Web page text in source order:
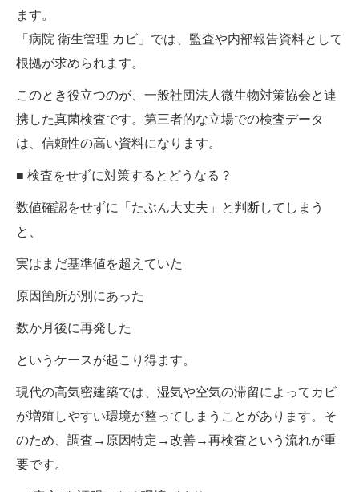
ます。
「病院 衛生管理 カビ」では、監査や内部報告資料として
根拠が求められます。
このとき役立つのが、一般社団法人微生物対策協会と連
携した真菌検査です。第三者的な立場での検査データ
は、信頼性の高い資料になります。
■ 検査をせずに対策するとどうなる？
数値確認をせずに「たぶん大丈夫」と判断してしまう
と、
実はまだ基準値を超えていた
原因箇所が別にあった
数か月後に再発した
というケースが起こり得ます。
現代の高気密建築では、湿気や空気の滞留によってカビ
が増殖しやすい環境が整ってしまうことがあります。そ
のため、調査→原因特定→改善→再検査という流れが重
要です。